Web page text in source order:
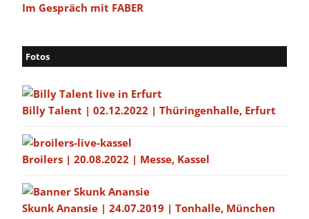
Im Gespräch mit FABER
Fotos
Billy Talent | 02.12.2022 | Thüringenhalle, Erfurt
Broilers | 20.08.2022 | Messe, Kassel
Skunk Anansie | 24.07.2019 | Tonhalle, München